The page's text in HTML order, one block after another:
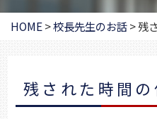
HOME>校長先生のお話>残
残された時間の